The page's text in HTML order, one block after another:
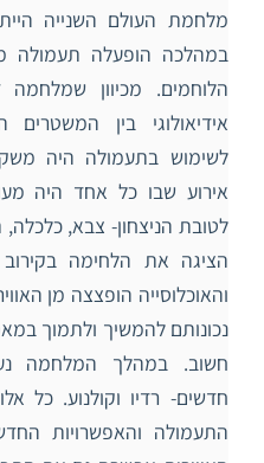
מלחמת העולם השנייה
במהלכה הופעלה תעמולה
הלוחמים. מכיוון
אידיאולוגי בין
לשימוש בתעמולה היה
אירוע שבו כל אחד היה
לטובת הניצחון- צבא,
הציגה את הלחימה בקירוב
והאוכלוסייה הופצצה מן
נכונותם להמשיך ולתמוך
חשוב. במהלך המלחמה
חדשים- רדיו וקולנוע. כל
התעמולה והאפשרויות